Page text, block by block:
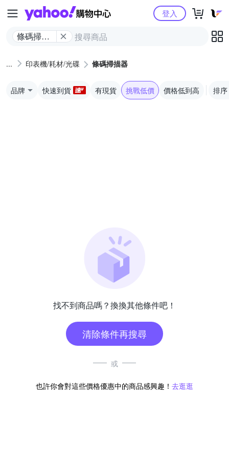
Yahoo購物中心
條碼掃描
登入
印表機/耗材/光碟 條碼掃描器
品牌 快速到貨 有現貨 挑戰低價 價格低到高 排序
找不到商品嗎？換換其他條件吧！
清除條件再搜尋
或
也許你會對這些價格優惠中的商品感興趣！ 去逛逛